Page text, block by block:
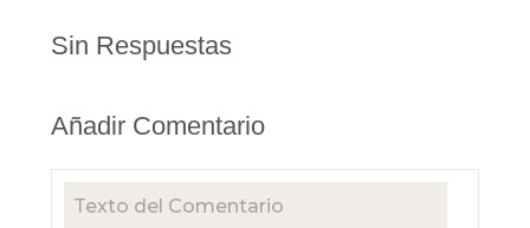
Sin Respuestas
Añadir Comentario